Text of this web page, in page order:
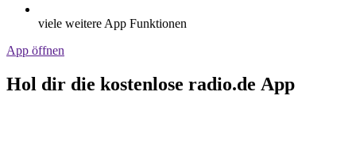
viele weitere App Funktionen
App öffnen
Hol dir die kostenlose radio.de App